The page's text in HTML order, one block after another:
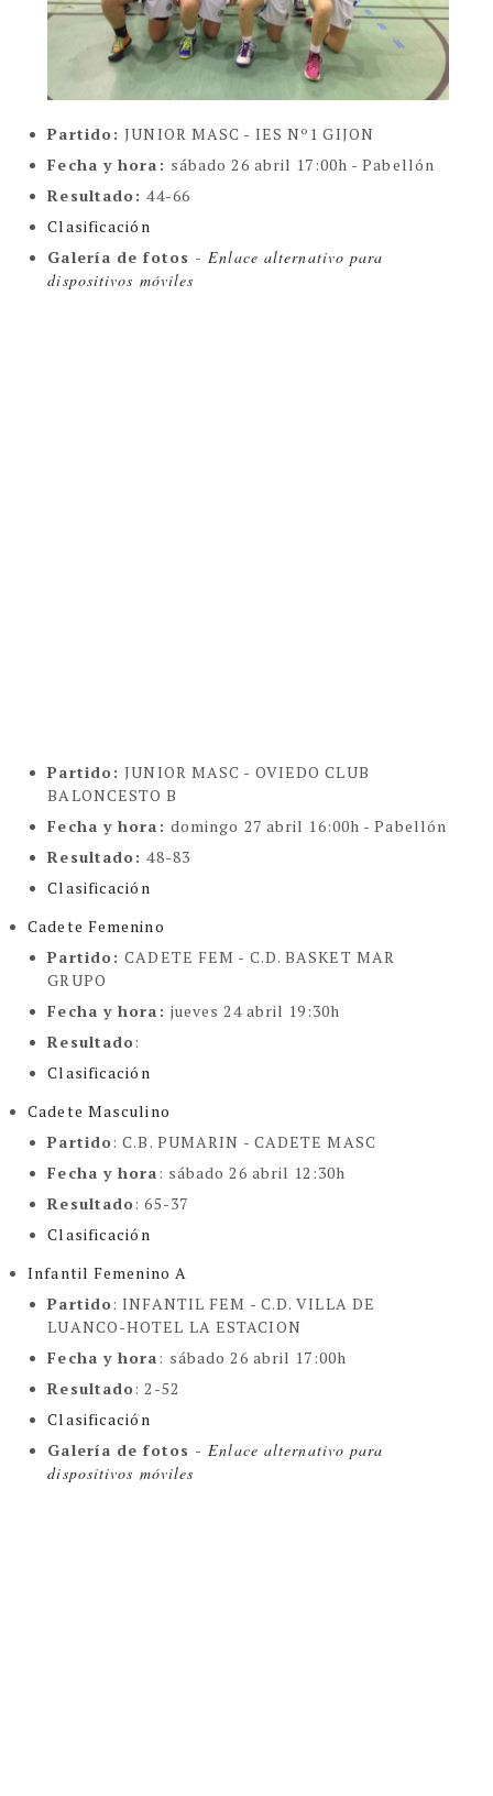
Partido :JUNIOR MASC - IES Nº1 GIJON
Fecha y hora: sábado 26 abril 17:00h - Pabellón
Resultado :44-66
Clasificación
Galería de fotos -Enlace alternativo para
dispositivos móviles
Partido :JUNIOR MASC - OVIEDO CLUB
BALONCESTO B
Fecha y hora: domingo 27 abril 16:00h - Pabellón
Resultado :48-83
Clasificación
Cadete Femenino
Partido :CADETE FEM - C.D. BASKET MAR
GRUPO
Fecha y hora : jueves 24 abril 19:30h
Resultado:
Clasificación
Cadete Masculino
Partido:C.B. PUMARIN - CADETE MASC
Fecha y hora: sábado 26 abril 12:30h
Resultado: 65-37
Clasificación
Infantil Femenino A
Partido: INFANTIL FEM - C.D. VILLA DE
LUANCO-HOTEL LA ESTACION
Fecha y hora: sábado 26 abril 17:00h
Resultado: 2-52
Clasificación
Galería de fotos -Enlace alternativo para
dispositivos móviles